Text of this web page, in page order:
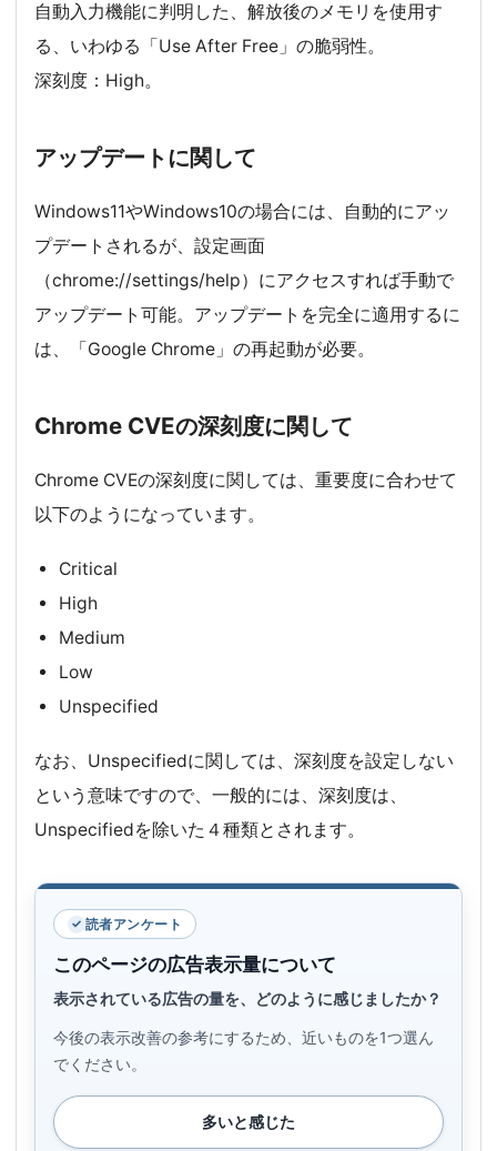
自動入力機能に判明した、解放後のメモリを使用す
る、いわゆる「Use After Free」の脆弱性。
深刻度：High。
アップデートに関して
Windows11やWindows10の場合には、自動的にアッ
プデートされるが、設定画面
（chrome://settings/help）にアクセスすれば手動で
アップデート可能。アップデートを完全に適用するに
は、「Google Chrome」の再起動が必要。
Chrome CVEの深刻度に関して
Chrome CVEの深刻度に関しては、重要度に合わせて
以下のようになっています。
Critical
High
Medium
Low
Unspecified
なお、Unspecifiedに関しては、深刻度を設定しない
という意味ですので、一般的には、深刻度は、
Unspecifiedを除いた４種類とされます。
読者アンケート
このページの広告表示量について
表示されている広告の量を、どのように感じましたか？
今後の表示改善の参考にするため、近いものを1つ選ん
でください。
多いと感じた